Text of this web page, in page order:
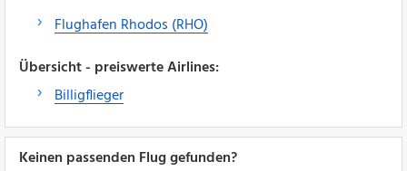
Flughafen Rhodos (RHO)
Übersicht - preiswerte Airlines:
Billigflieger
Keinen passenden Flug gefunden?